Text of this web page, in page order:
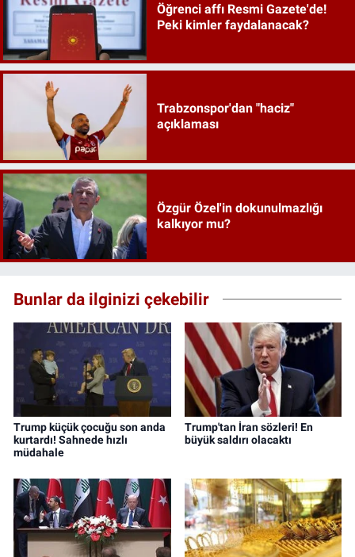
Öğrenci affı Resmi Gazete'de!
Peki kimler faydalanacak?
Trabzonspor'dan "haciz"
açıklaması
Özgür Özel'in dokunulmazlığı
kalkıyor mu?
Bunlar da ilginizi çekebilir
Trump küçük çocuğu son anda
kurtardı! Sahnede hızlı
müdahale
Trump'tan İran sözleri! En
büyük saldırı olacaktı